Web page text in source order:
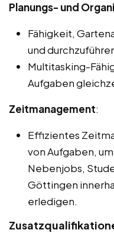
Planungs- und
Fähigkeit,
und
Multitasking-
Aufgaben
Zeitmanagement:
Effizientes
von Aufgaben,
Nebenjobs,
Göttingen
erledigen.